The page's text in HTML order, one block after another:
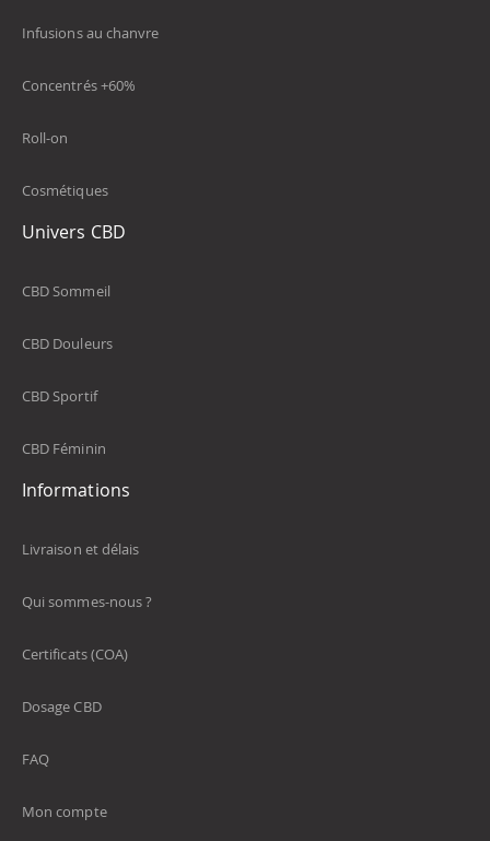
Infusions au chanvre
Concentrés +60%
Roll-on
Cosmétiques
Univers CBD
CBD Sommeil
CBD Douleurs
CBD Sportif
CBD Féminin
Informations
Livraison et délais
Qui sommes-nous ?
Certificats (COA)
Dosage CBD
FAQ
Mon compte